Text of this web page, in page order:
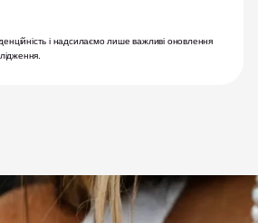
і надсилаємо лише важливі оновлення